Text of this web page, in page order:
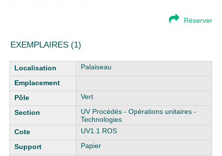
Réserver
EXEMPLAIRES (1)
Liste des exemplaires Palaiseau
Vert
UV Procédés - Opérations unitaires -
Technologies
UV1.1 ROS
Papier